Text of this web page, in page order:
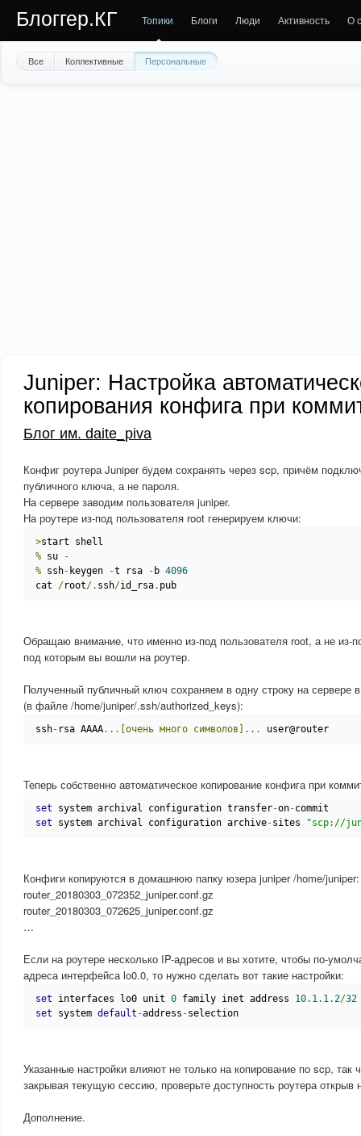
Блоггер.КГ Топики Блоги Люди Активность О
Все Коллективные Персональные
Juniper: Настройка
копирования конфига при
Блог им. daite_piva
Конфиг роутера Juniper будем сохранять через scp, причём
публичного ключа, а не пароля.
На сервере заводим пользователя juniper.
На роутере из-под пользователя root генерируем ключи:
>start shell
% su
-
% ssh- keygen -t rsa - b 4096
cat /root/. ssh/id_rsa. pub
Обращаю внимание, что именно из-под пользователя root, а не из-
под которым вы вошли на роутер.
Полученный публичный ключ сохраняем в одну строку на сервере
(в файле /home/juniper/.ssh/authorized_keys):
ssh- rsa AAAA...[очень много символов]... user@router
Теперь собственно автоматическое копирование конфига при
set system archival configuration transfer-on-commit
set system archival configuration archive-sites "scp://
Конфиги копируются в домашнюю папку юзера juniper /home/juniper:
router_20180303_072352_juniper.conf.gz
router_20180303_072625_juniper.conf.gz
…
Если на роутере несколько IP-адресов и вы хотите, чтобы по-
адреса интерфейса lo0.0, то нужно сделать вот такие настройки:
set interfaces lo0 unit 0 family inet address 10.1.1.2/32
set system default -address -selection
Указанные настройки влияют не только на копирование по scp, так
закрывая текущую сессию, проверьте доступность роутера
Дополнение.